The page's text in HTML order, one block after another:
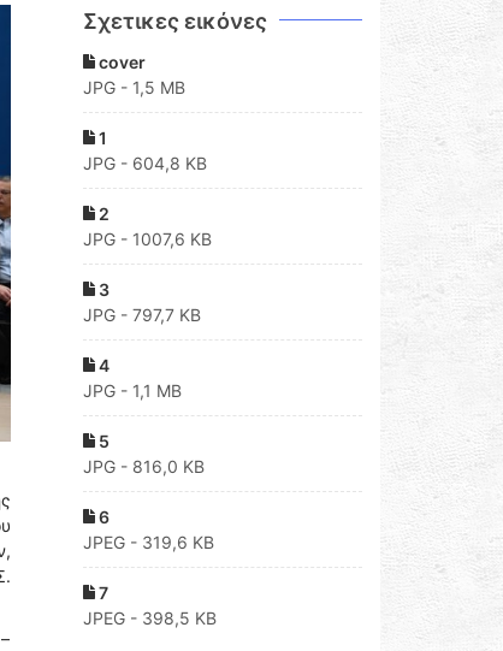
Σχετικες εικόνες
cover
JPG - 1,5 MB
1
JPG - 604,8 KB
2
JPG - 1007,6 KB
3
JPG - 797,7 KB
4
JPG - 1,1 MB
5
JPG - 816,0 KB
6
JPEG - 319,6 KB
7
JPEG - 398,5 KB